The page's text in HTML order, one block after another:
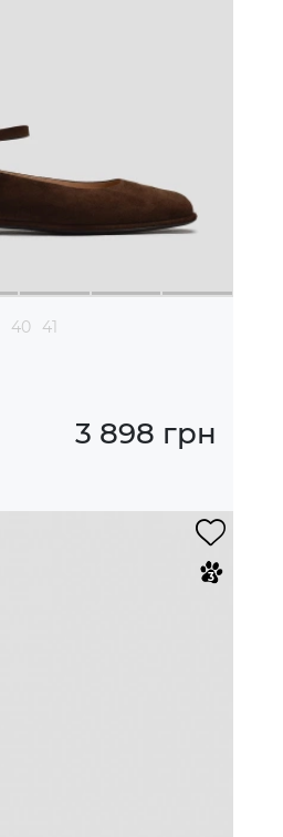
40 41
3 898 грн